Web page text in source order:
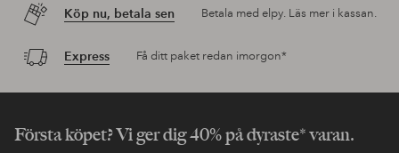
Köp nu, betala sen Betala med elpy. Läs mer i kassan.
Express Få ditt paket redan imorgon*
Första köpet? Vi ger dig 40% på dyraste* varan.